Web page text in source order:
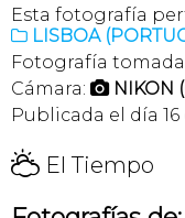
Esta fotografía
 LISBOA
Fotografía tomada
Cámara:  NIKON
Publicada el día
H El Tiempo